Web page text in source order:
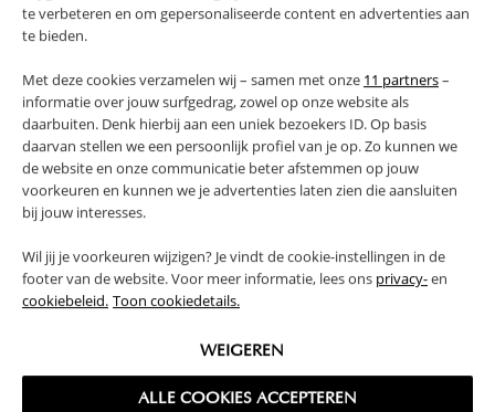
te verbeteren en om gepersonaliseerde content en advertenties aan
te bieden.
Met deze cookies verzamelen wij – samen met onze 11 partners–
informatie over jouw surfgedrag, zowel op onze website als
daarbuiten. Denk hierbij aan een uniek bezoekers ID. Op basis
daarvan stellen we een persoonlijk profiel van je op. Zo kunnen we
de website en onze communicatie beter afstemmen op jouw
voorkeuren en kunnen we je advertenties laten zien die aansluiten
bij jouw interesses.
Wil jij je voorkeuren wijzigen? Je vindt de cookie-instellingen in de
footer van de website. Voor meer informatie, lees ons privacy-en
cookiebeleid. Toon cookiedetails.
WEIGEREN
ALLE COOKIES ACCEPTEREN
STAPELBED 200X90 «NUAGE»
HOUTEN STAPELBED «PLUME» |